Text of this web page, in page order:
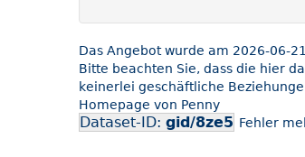
Das Angebot wurde am 2026-06-
Bitte beachten Sie, dass die hier
keinerlei geschäftliche
Homepage von Penny
Dataset-ID: gid/8ze5 Fehler